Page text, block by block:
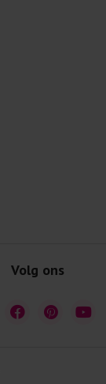
Volg ons